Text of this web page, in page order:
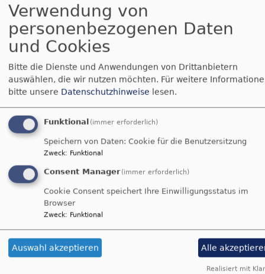
Verwendung von
personenbezogenen Daten
und Cookies
Bitte die Dienste und Anwendungen von Drittanbietern
auswählen, die wir nutzen möchten. Für weitere
bitte unsere Datenschutzhinweise lesen.
Funktional (immer erforderlich)
Speichern von Daten: Cookie für die Benutzersitzung
Zweck: Funktional
Consent Manager (immer erforderlich)
Cookie Consent speichert Ihre Einwilligungsstatus im
Browser
Zweck: Funktional
Auswahl akzeptieren Alle
Realisiert mit